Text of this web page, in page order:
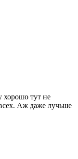
тут не
Аж даже лучьше